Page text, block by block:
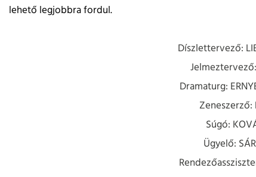
lehető legjobbra fordul.
Díszlettervező:
Dramaturg:
Zeneszerző:
Súgó:
Ügyelő: